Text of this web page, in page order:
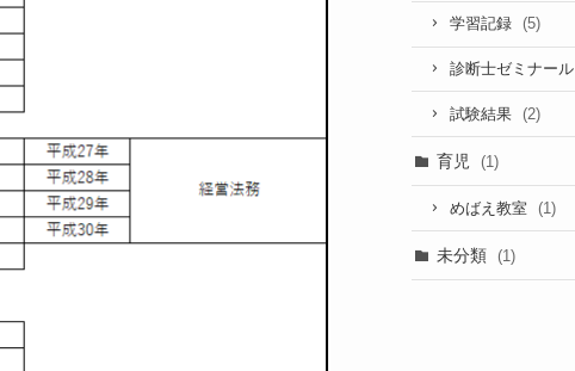
学習記録 (5)
診断士ゼミナール
試験結果 (2)
育児 (1)
めばえ教室 (1)
未分類 (1)